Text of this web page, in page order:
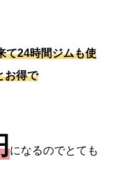
て24時間ジムも使
お得で
になるのでとても